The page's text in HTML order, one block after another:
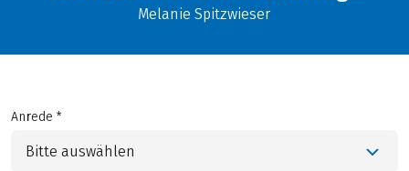
Melanie Spitzwieser
Anrede *
Bitte auswählen